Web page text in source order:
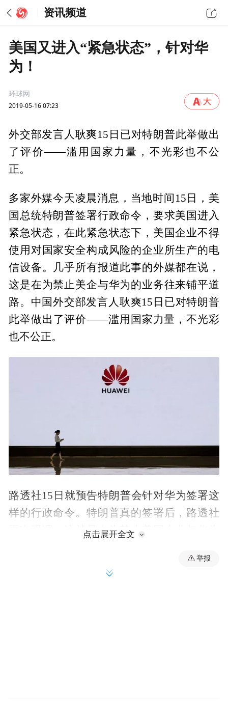
资讯频道
美国又进入“紧急状态”，针对华
为！
环球网
2019-05-16 07:23
外交部发言人耿爽15日已对特朗普此举做出
了评价——滥用国家力量，不光彩也不公
正。
多家外媒今天凌晨消息，当地时间15日，美
国总统特朗普签署行政命令，要求美国进入
紧急状态，在此紧急状态下，美国企业不得
使用对国家安全构成风险的企业所生产的电
信设备。几乎所有报道此事的外媒都在说，
这是在为禁止美企与华为的业务往来铺平道
路。中国外交部发言人耿爽15日已对特朗普
此举做出了评价——滥用国家力量，不光彩
也不公正。
路透社15日就预告特朗普会针对华为签署这
样的行政命令。特朗普真的签署后，路透社
再次强调，这就是在为禁止美国企业与华为
点击展开全文
举报